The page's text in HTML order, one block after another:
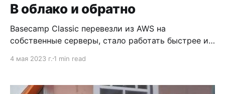
В облако и обратно
Basecamp Classic перевезли из AWS на
собственные серверы, стало работать быстрее и
соучредителя 37Signals. Казалось бы, нечего
хайпы. После создания сервиса почты Hey, он
4 мая 2023 г. 1 min read